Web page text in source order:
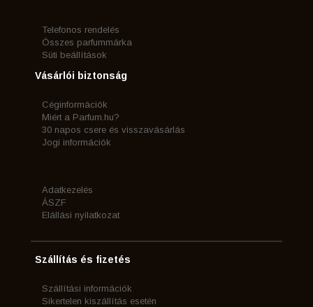
Telefonos rendelés
Összes parfummárka
Süti beállítások
Vásárlói biztonság
Céginformációk
Miért a Parfum.hu?
30 napos csere és visszavásárlás
Jogi információk
Adatkezelés
ÁSZF
Elállási nyilatkozat
Szállítás és fizetés
Szállítási információk
Sikertelen kiszállítás esetén